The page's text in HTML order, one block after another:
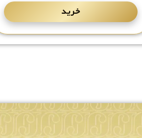
خرید